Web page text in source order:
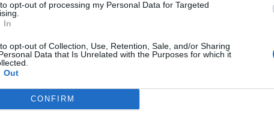
opt-out of processing my Personal Data for Targeted
In
opt-out of Collection, Use, Retention, Sale, and/or Sharing
Data that Is Unrelated with the Purposes for which it
Out
CONFIRM